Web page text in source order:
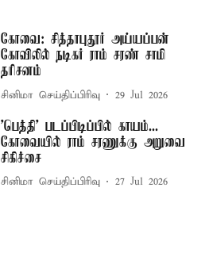
கோவை: சித்தாபுதூர் அய்யப்பன்
கோவிலில் நடிகர் ராம் சரண் சாமி
தரிசனம்
சினிமா செய்திப்பிரிவு 29 Jul 2026
'பெத்தி' படப்பிடிப்பில் காயம்...
கோவையில் ராம் சரணுக்கு அறுவை
சிகிச்சை
சினிமா செய்திப்பிரிவு 27 Jul 2026